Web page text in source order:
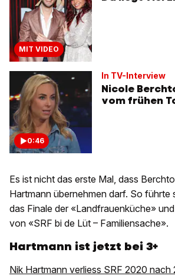
MIT VIDEO
0:46
In TV-Interview
Nicole
vom frühen
Es ist nicht das erste Mal, dass
Hartmann übernehmen darf. So führte
das Finale der «Landfrauenküche»
von «SRF bi de Lüt – Familiensache».
Hartmann ist jetzt bei 3+
Nik Hartmann verliess SRF 2020 nach